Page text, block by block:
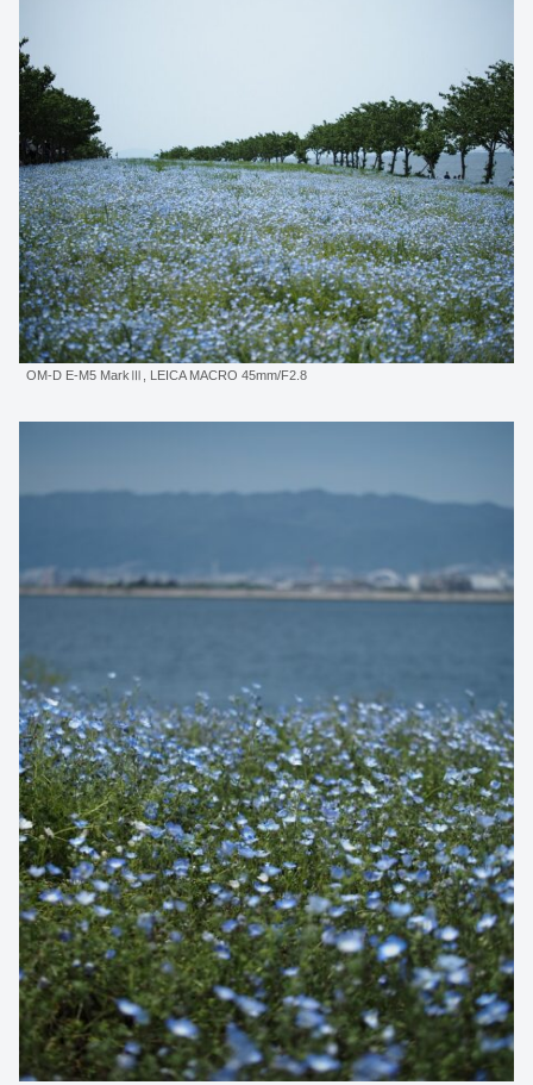
OM-D E-M5 MarkⅢ, LEICA MACRO 45mm/F2.8